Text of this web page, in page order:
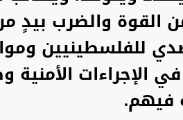
القوة والضرب بيدٍ
للفلسطينيين
الإجراءات
فيهم.